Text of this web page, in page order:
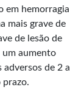
em hemorragia
mais grave de
de lesão de
um aumento
de 2 a
prazo.